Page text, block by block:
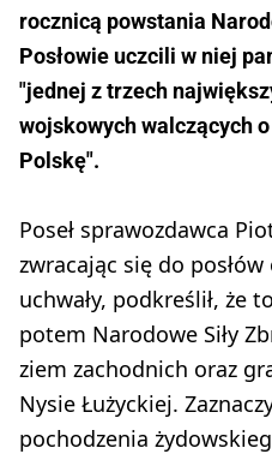
rocznicą powstania
Posłowie uczcili w niej
"jednej z trzech
wojskowych walczących
Polskę".
Poseł sprawozdawca
zwracając się do
uchwały, podkreślił, że
potem Narodowe Siły
ziem zachodnich oraz
Nysie Łużyckiej.
pochodzenia